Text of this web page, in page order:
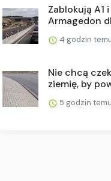
Zablokują A1
Armagedon
4 godzin
Nie chcą
ziemię, by
5 godzin temu